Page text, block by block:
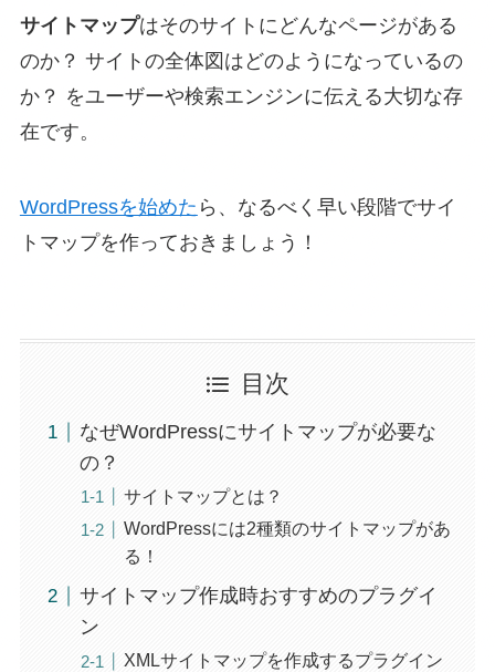
サイトマップはそのサイトにどんなページがある
のか？ サイトの全体図はどのようになっているの
か？ をユーザーや検索エンジンに伝える大切な存
在です。
WordPressを始めた ら、なるべく早い段階でサイ
トマップを作っておきましょう！
目次
なぜWordPressにサイトマップが必要な
の？
サイトマップとは？
WordPressには2種類のサイトマップがあ
る！
サイトマップ作成時おすすめのプラグイ
ン
XMLサイトマップを作成するプラグイン